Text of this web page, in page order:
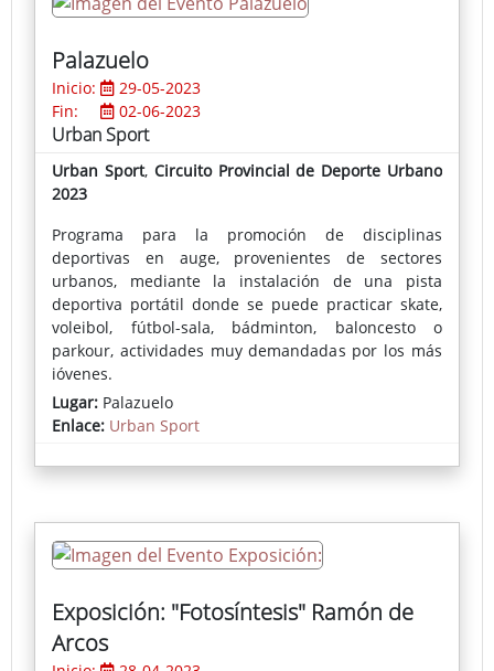
Palazuelo
Inicio:
29-05-2023
Fin:
02-06-2023
Urban Sport
Urban Sport, Circuito Provincial de Deporte Urbano
2023
Programa para la promoción de disciplinas
deportivas en auge, provenientes de sectores
urbanos, mediante la instalación de una pista
deportiva portátil donde se puede practicar skate,
voleibol, fútbol-sala, bádminton, baloncesto o
parkour, actividades muy demandadas por los más
jóvenes.
Lugar: Palazuelo
Enlace: Urban Sport
Exposición: "Fotosíntesis" Ramón de
Arcos